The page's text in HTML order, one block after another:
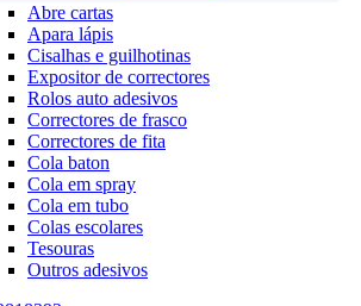
Abre cartas
Apara lápis
Cisalhas e guilhotinas
Expositor de correctores
Rolos auto adesivos
Correctores de frasco
Correctores de fita
Cola baton
Cola em spray
Cola em tubo
Colas escolares
Tesouras
Outros adesivos